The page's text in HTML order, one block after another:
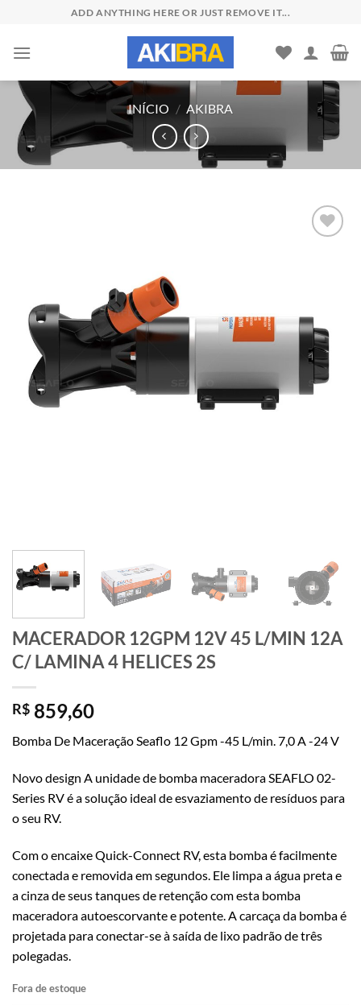
content
ADD ANYTHING HERE OR JUST REMOVE IT...
INÍCIO / AKIBRA
MACERADOR 12GPM 12V 45 L/MIN 12A
C/ LAMINA 4 HELICES 2S
R$ 859,60
Bomba De Maceração Seaflo 12 Gpm -45 L/min. 7,0 A -24 V
Novo design A unidade de bomba maceradora SEAFLO 02-
Series RV é a solução ideal de esvaziamento de resíduos para
o seu RV.
Com o encaixe Quick-Connect RV, esta bomba é facilmente
conectada e removida em segundos. Ele limpa a água preta e
a cinza de seus tanques de retenção com esta bomba
maceradora autoescorvante e potente. A carcaça da bomba é
projetada para conectar-se à saída de lixo padrão de três
polegadas.
Fora de estoque